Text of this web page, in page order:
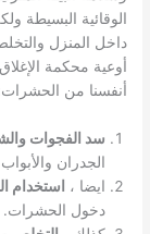
الوقائية البسيطة
داخل المنزل
أوعية محكمة
أنفسنا من
سد الفجوات
الجدران والأبواب
ايضا ،
استخدام
دخول الحشرات.